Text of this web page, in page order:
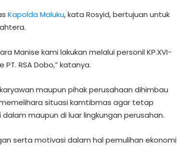
Kapolda Maluku, kata Rosyid, bertujuan untuk
Manise kami lakukan melalui personil KP.XVI-
RSA Dobo,” katanya.
maupun pihak perusahaan dihimbau
situasi kamtibmas agar tetap
maupun di luar lingkungan perusahan.
serta motivasi dalam hal pemulihan ekonomi